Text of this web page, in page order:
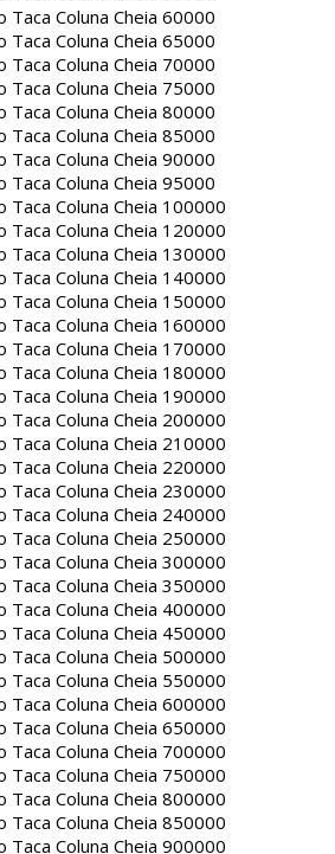
Coluna Cheia 60000
Coluna Cheia 65000
Coluna Cheia 70000
Coluna Cheia 75000
Coluna Cheia 80000
Coluna Cheia 85000
Coluna Cheia 90000
Coluna Cheia 95000
Coluna Cheia 100000
Coluna Cheia 120000
Coluna Cheia 130000
Coluna Cheia 140000
Coluna Cheia 150000
Coluna Cheia 160000
Coluna Cheia 170000
Coluna Cheia 180000
Coluna Cheia 190000
Coluna Cheia 200000
Coluna Cheia 210000
Coluna Cheia 220000
Coluna Cheia 230000
Coluna Cheia 240000
Coluna Cheia 250000
Coluna Cheia 300000
Coluna Cheia 350000
Coluna Cheia 400000
Coluna Cheia 450000
Coluna Cheia 500000
Coluna Cheia 550000
Coluna Cheia 600000
Coluna Cheia 650000
Coluna Cheia 700000
Coluna Cheia 750000
Coluna Cheia 800000
Coluna Cheia 850000
Coluna Cheia 900000